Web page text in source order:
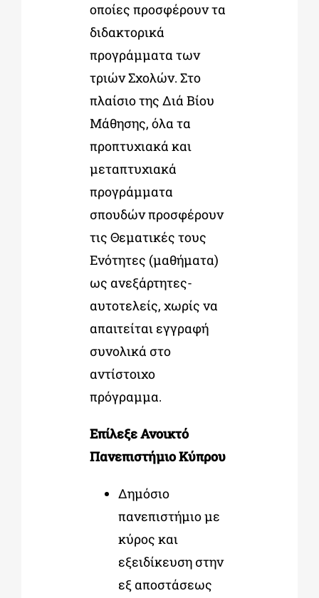
οποίες προσφέρουν τα
διδακτορικά
προγράμματα των
τριών Σχολών. Στο
πλαίσιο της Διά Βίου
Μάθησης, όλα τα
προπτυχιακά και
μεταπτυχιακά
προγράμματα
σπουδών προσφέρουν
τις Θεματικές τους
Ενότητες (μαθήματα)
ως ανεξάρτητες-
αυτοτελείς, χωρίς να
απαιτείται εγγραφή
συνολικά στο
αντίστοιχο
πρόγραμμα.
Επίλεξε Ανοικτό
Πανεπιστήμιο Κύπρου
Δημόσιο
πανεπιστήμιο με
κύρος και
εξειδίκευση στην
εξ αποστάσεως